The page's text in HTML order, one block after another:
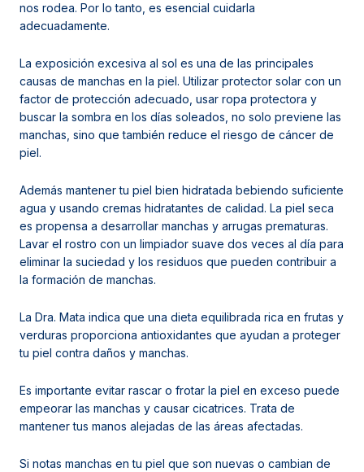
nos rodea. Por lo tanto, es esencial cuidarla
adecuadamente.
La exposición excesiva al sol es una de las principales
causas de manchas en la piel. Utilizar protector solar con un
factor de protección adecuado, usar ropa protectora y
buscar la sombra en los días soleados, no solo previene las
manchas, sino que también reduce el riesgo de cáncer de
piel.
Además mantener tu piel bien hidratada bebiendo suficiente
agua y usando cremas hidratantes de calidad. La piel seca
es propensa a desarrollar manchas y arrugas prematuras.
Lavar el rostro con un limpiador suave dos veces al día para
eliminar la suciedad y los residuos que pueden contribuir a
la formación de manchas.
La Dra. Mata indica que una dieta equilibrada rica en frutas y
verduras proporciona antioxidantes que ayudan a proteger
tu piel contra daños y manchas.
Es importante evitar rascar o frotar la piel en exceso puede
empeorar las manchas y causar cicatrices. Trata de
mantener tus manos alejadas de las áreas afectadas.
Si notas manchas en tu piel que son nuevas o cambian de